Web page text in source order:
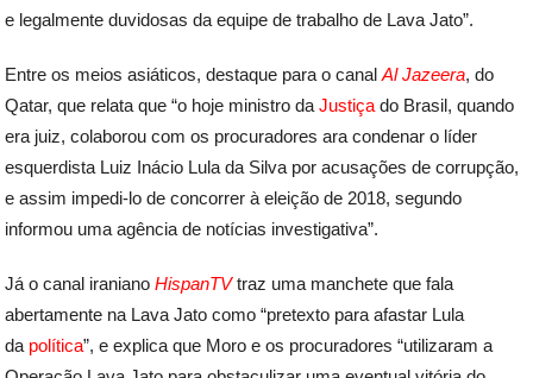
e legalmente duvidosas da equipe de trabalho de Lava Jato”.
Entre os meios asiáticos, destaque para o canalAl Jazeera, do
Qatar, que relata que “o hoje ministro daJustiça do Brasil, quando
era juiz, colaborou com os procuradores ara condenar o líder
esquerdista Luiz Inácio Lula da Silva por acusações de corrupção,
e assim impedi-lo de concorrer à eleição de 2018, segundo
informou uma agência de notícias investigativa”.
Já o canal iranianoHispanTVtraz uma manchete que fala
abertamente na Lava Jato como “pretexto para afastar Lula
da política”, e explica que Moro e os procuradores “utilizaram a